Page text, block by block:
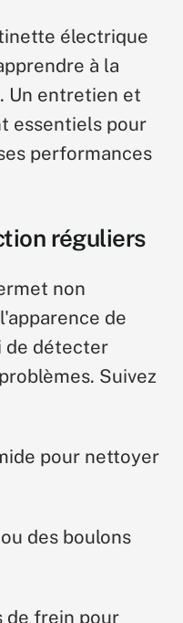
électrique
à la
Un entretien et
essentiels pour
performances
réguliers
non
de
de détecter
Suivez
pour nettoyer
des boulons
de frein pour